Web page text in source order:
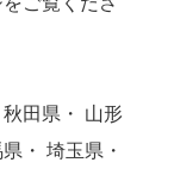
田県・ 山形
・ 埼玉県・